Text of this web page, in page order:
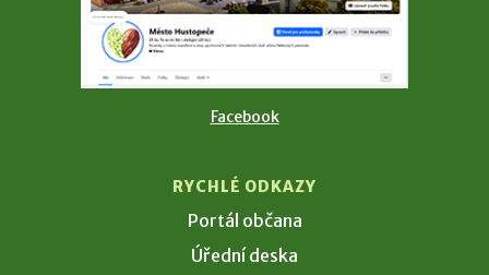
Facebook
RYCHLÉ ODKAZY
Portál občana
Úřední deska